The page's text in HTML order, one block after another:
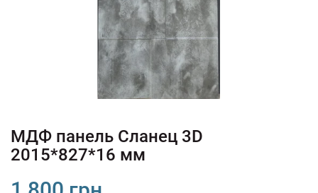
+380 (67) 380 73 18
+380 (95) 180 73 18
МДФ панель Сланец 3D
2015*827*16 мм